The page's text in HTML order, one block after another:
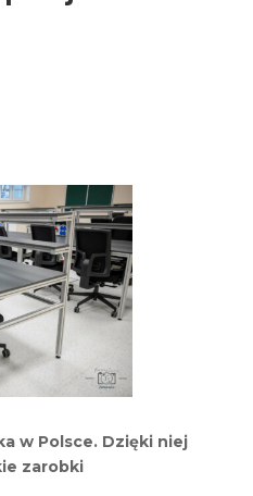
w Polsce. Dzięki niej
zarobki